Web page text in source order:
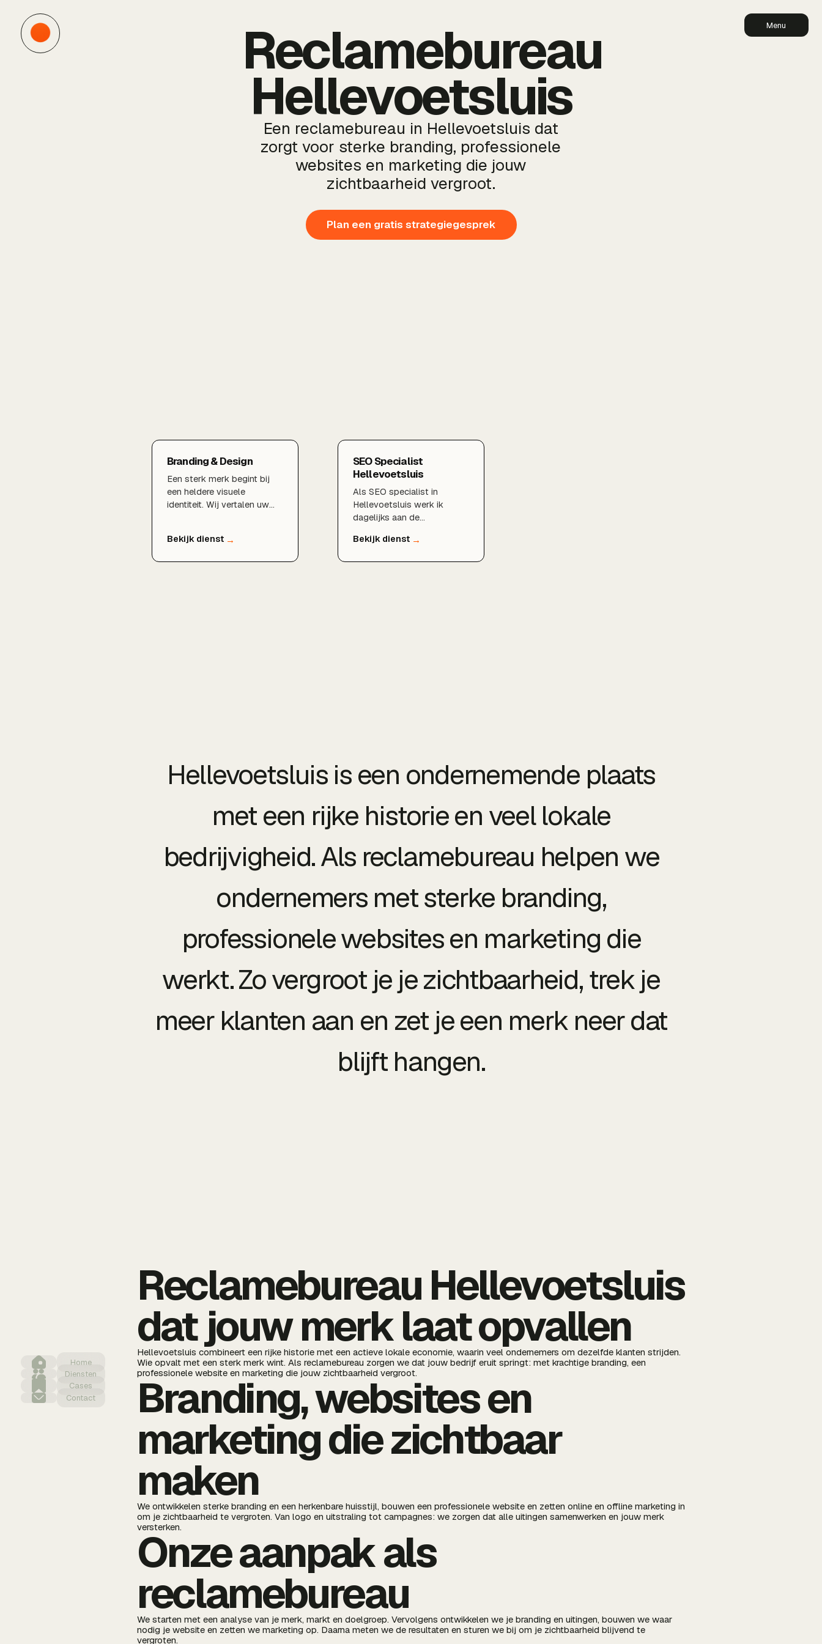
Home
Diensten
Cases
Contact
Menu
Reclamebureau
Hellevoetsluis
Een reclamebureau in Hellevoetsluis dat
zorgt voor sterke branding, professionele
websites en marketing die jouw
zichtbaarheid vergroot.
Plan een gratis strategiegesprek
Branding & Design
Een sterk merk begint bij
een heldere visuele
identiteit. Wij vertalen uw
blijven hangen en uw merk
SEO Specialist
Hellevoetsluis
Als SEO specialist in
Hellevoetsluis werk ik
dagelijks aan de
bedrijven. Door technische
Hellevoetsluis is een ondernemende plaats
met een rijke historie en veel lokale
bedrijvigheid. Als reclamebureau helpen we
ondernemers met sterke branding,
professionele websites en marketing die
werkt. Zo vergroot je je zichtbaarheid, trek je
meer klanten aan en zet je een merk neer dat
blijft hangen.
Reclamebureau Hellevoetsluis
dat jouw merk laat opvallen
Hellevoetsluis combineert een rijke historie met een actieve lokale economie, waarin veel ondernemers om dezelfde klanten strijden.
Wie opvalt met een sterk merk wint. Als reclamebureau zorgen we dat jouw bedrijf eruit springt: met krachtige branding, een
professionele website en marketing die jouw zichtbaarheid vergroot.
Branding, websites en
marketing die zichtbaar
maken
We ontwikkelen sterke branding en een herkenbare huisstijl, bouwen een professionele website en zetten online en offline marketing in
om je zichtbaarheid te vergroten. Van logo en uitstraling tot campagnes: we zorgen dat alle uitingen samenwerken en jouw merk
versterken.
Onze aanpak als
reclamebureau
We starten met een analyse van je merk, markt en doelgroep. Vervolgens ontwikkelen we je branding en uitingen, bouwen we waar
nodig je website en zetten we marketing op. Daarna meten we de resultaten en sturen we bij om je zichtbaarheid blijvend te
vergroten.